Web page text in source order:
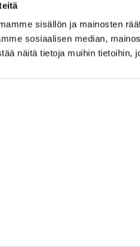
sisällön ja mainosten
sosiaalisen median,
näitä tietoja muihin tietoihin,